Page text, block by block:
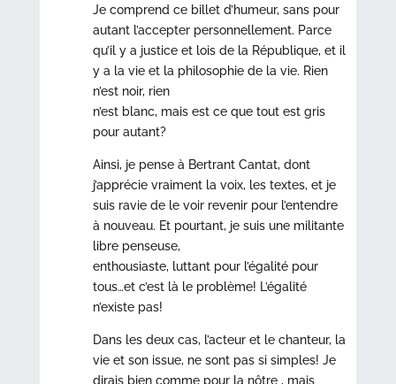
Je comprend ce billet d’humeur, sans pour
autant l’accepter personnellement. Parce
qu’il y a justice et lois de la République, et il
y a la vie et la philosophie de la vie. Rien
n’est noir, rien
n’est blanc, mais est ce que tout est gris
pour autant?
Ainsi, je pense à Bertrant Cantat, dont
j’apprécie vraiment la voix, les textes, et je
suis ravie de le voir revenir pour l’entendre
à nouveau. Et pourtant, je suis une militante
libre penseuse,
enthousiaste, luttant pour l’égalité pour
tous…et c’est là le problème! L’égalité
n’existe pas!
Dans les deux cas, l’acteur et le chanteur, la
vie et son issue, ne sont pas si simples! Je
dirais bien comme pour la nôtre , mais